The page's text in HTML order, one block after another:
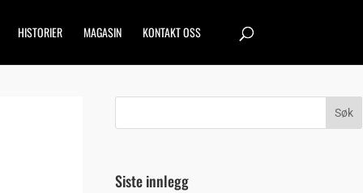
HISTORIER MAGASIN KONTAKT OSS
Siste innlegg